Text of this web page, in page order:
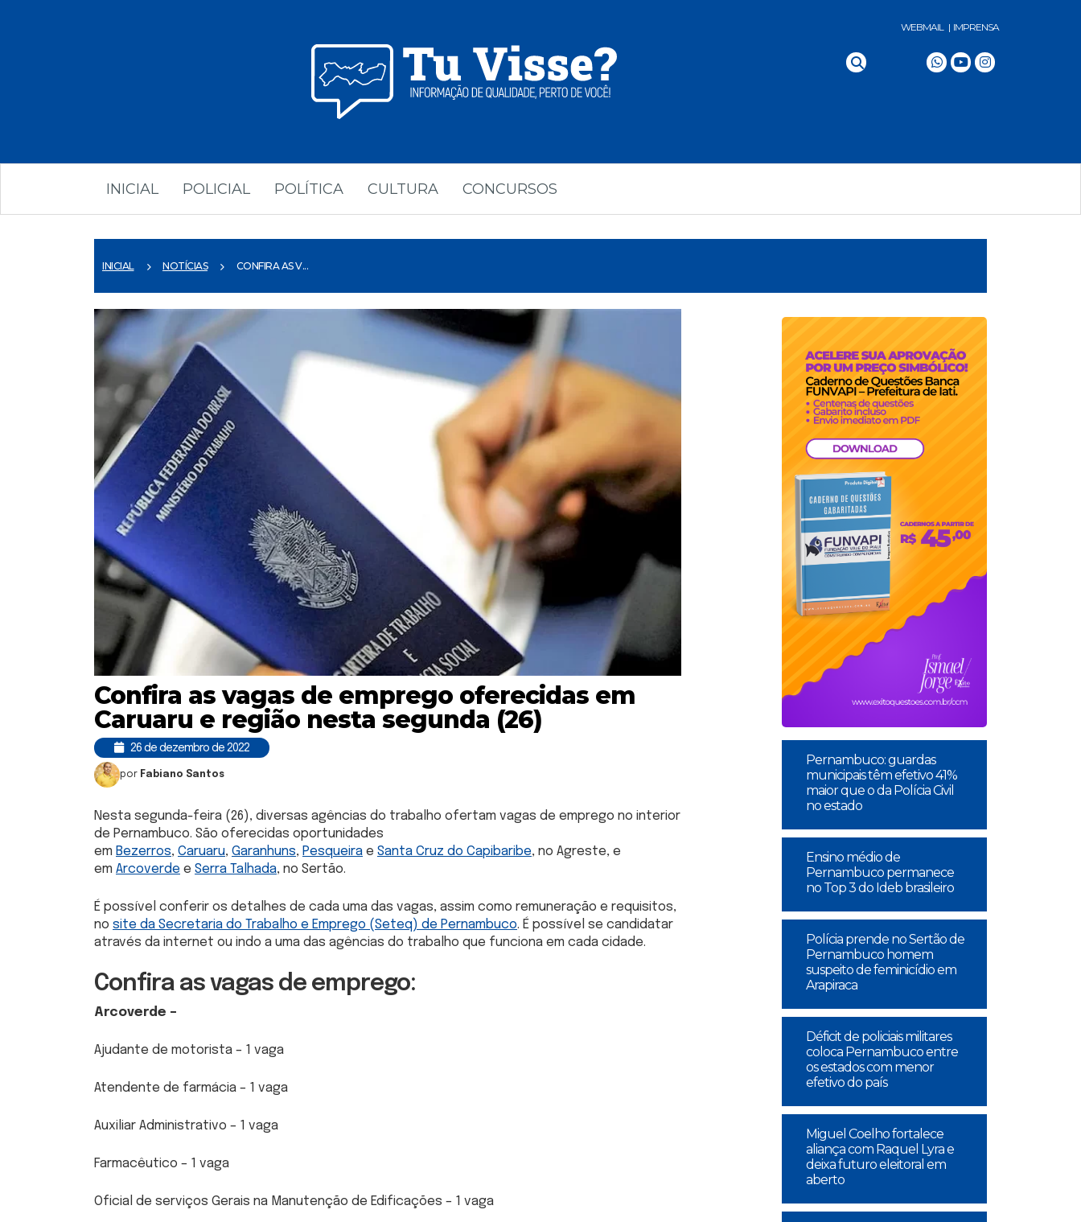
WEBMAIL | IMPRENSA
INICIAL POLICIAL POLÍTICA CULTURA CONCURSOS
INICIAL NOTÍCIAS CONFIRA AS V...
Confira as vagas de emprego oferecidas em
Caruaru e região nesta segunda (26)
26 de dezembro de 2022
por Fabiano Santos
Nesta segunda-feira (26), diversas agências do trabalho ofertam vagas de emprego no interior
de Pernambuco. São oferecidas oportunidades
em Bezerros, Caruaru, Garanhuns, Pesqueira e Santa Cruz do Capibaribe, no Agreste, e
em Arcoverde e Serra Talhada, no Sertão.
É possível conferir os detalhes de cada uma das vagas, assim como remuneração e requisitos,
no site da Secretaria do Trabalho e Emprego (Seteq) de Pernambuco. É possível se candidatar
através da internet ou indo a uma das agências do trabalho que funciona em cada cidade.
Confira as vagas de emprego:
Arcoverde –
Ajudante de motorista – 1 vaga
Atendente de farmácia – 1 vaga
Auxiliar Administrativo – 1 vaga
Farmacêutico – 1 vaga
Oficial de serviços Gerais na Manutenção de Edificações – 1 vaga
Pernambuco: guardas
municipais têm efetivo 41%
maior que o da Polícia Civil
no estado
Ensino médio de
Pernambuco permanece
no Top 3 do Ideb brasileiro
Polícia prende no Sertão de
Pernambuco homem
suspeito de feminicídio em
Arapiraca
Déficit de policiais militares
coloca Pernambuco entre
os estados com menor
efetivo do país
Miguel Coelho fortalece
aliança com Raquel Lyra e
deixa futuro eleitoral em
aberto